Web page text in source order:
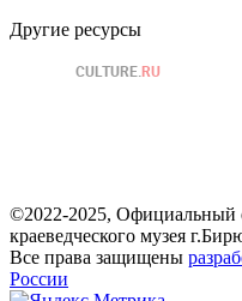
Другие ресурсы
©2022-2025, Официальный
краеведческого музея
Все права защищены
России